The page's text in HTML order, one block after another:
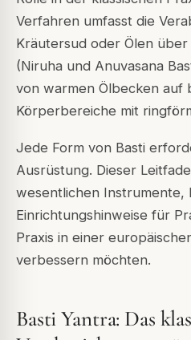
Verfahren umfasst die
Kräutersud oder Ölen
(Niruha und Anuvasana
von warmen Ölbecken auf
Körperbereiche mit
Jede Form von Basti
Ausrüstung. Dieser
wesentlichen Instrumente,
Einrichtungshinweise für
Praxis in einer
verbessern möchten.
Basti Yantra: Das